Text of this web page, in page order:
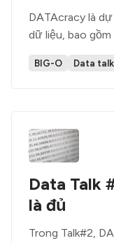
DATAcracy là
dữ liệu, bao
BIG-O Data
Data Talk
là đủ
Trong Talk#2,